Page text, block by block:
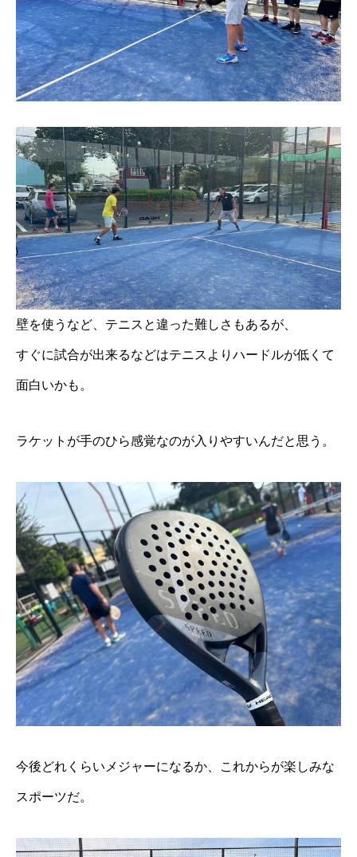
壁を使うなど、テニスと違った難しさもあるが、
すぐに試合が出来るなどはテニスよりハードルが低くて
面白いかも。
ラケットが手のひら感覚なのが入りやすいんだと思う。
今後どれくらいメジャーになるか、これからが楽しみな
スポーツだ。